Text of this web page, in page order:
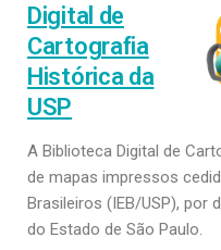
Digital de
Cartografia
Histórica da
USP
A Biblioteca Digital de
de mapas impressos
Brasileiros (IEB/USP), por
do Estado de São Paulo.